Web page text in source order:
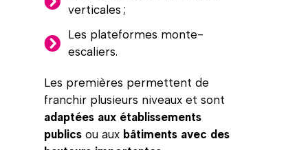
verticales ;
Les plateformes monte-
escaliers.
Les premières permettent de
franchir plusieurs niveaux et sont
adaptées aux établissements
publicsou aux bâtiments avec des